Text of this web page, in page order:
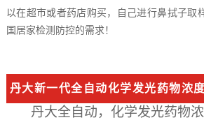
以在超市或者药店购买，自己进行鼻拭子取
国居家检测防控的需求！
丹大新一代全自动化学发光药物浓
丹大全自动，化学发光药物浓